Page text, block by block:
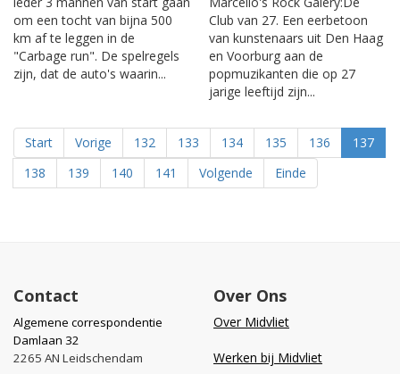
om een tocht van bijna 500
km af te leggen in de
"Carbage run". De spelregels
zijn, dat de auto's waarin...
Club van 27. Een eerbetoon
van kunstenaars uit Den Haag
en Voorburg aan de
popmuzikanten die op 27
jarige leeftijd zijn...
Start Vorige 132 133 134 135 136
137
138
139 140 141 Volgende Einde
Contact
Algemene correspondentie
Damlaan 32
2265 AN Leidschendam
Over Ons
Over Midvliet
Werken bij Midvliet